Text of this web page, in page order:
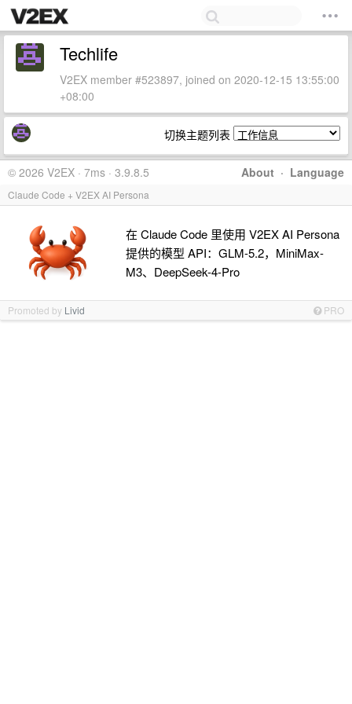
Techlife
V2EX member #523897, joined on 2020-12-15 13:55:00
+08:00
切换主题列表
About · Language
© 2026 V2EX · 7ms · 3.9.8.5
Claude Code + V2EX AI Persona
在 Claude Code 里使用 V2EX AI Persona
提供的模型 API：GLM-5.2，MiniMax-
M3、DeepSeek-4-Pro
Promoted by Livid PRO